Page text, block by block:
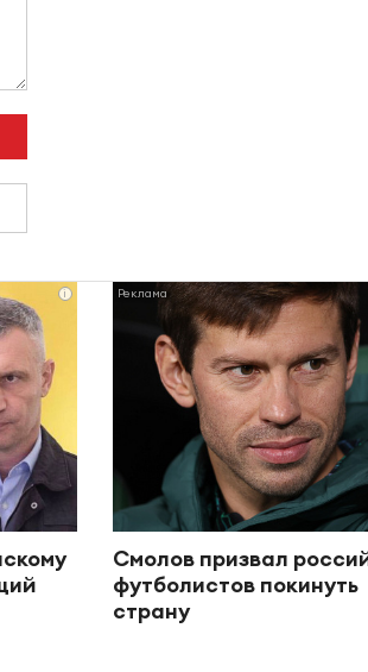
i
Смолов призвал
футболистов покинуть
страну